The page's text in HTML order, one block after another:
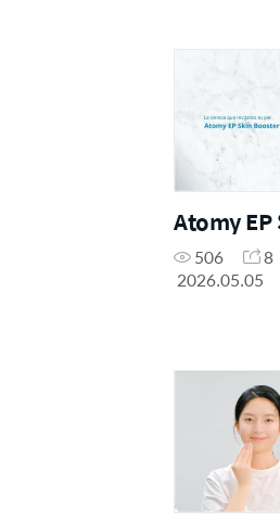
Atomy
506 8
2026.05.05